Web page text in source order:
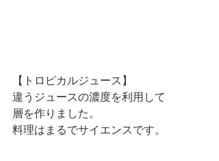
【トロピカルジュース】
違うジュースの濃度を利用して
層を作りました。
料理はまるでサイエンスです。